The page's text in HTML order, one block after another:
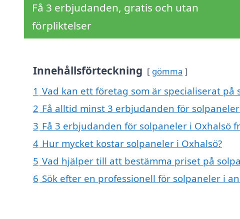
Få 3 erbjudanden, gratis och utan
förpliktelser
Innehållsförteckning gömma
1 Vad kan ett företag som är specialiserat
2 Få alltid minst 3 erbjudanden för
3 Få 3 erbjudanden för solpaneler i Oxhalsö
4 Hur mycket kostar solpaneler i Oxhalsö?
5 Vad hjälper till att bestämma priset på
6 Sök efter en professionell för solpaneler i